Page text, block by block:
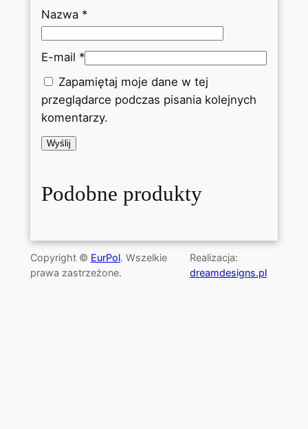
Nazwa *
E-mail *
Zapamiętaj moje dane w tej
przeglądarce podczas pisania kolejnych
komentarzy.
Podobne produkty
Copyright © EurPol. Wszelkie
prawa zastrzeżone.
Realizacja:
dreamdesigns.pl